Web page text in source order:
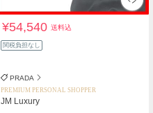
¥54,540送料込
関税負担なし
PRADA
PREMIUM PERSONAL SHOPPER
JM Luxury